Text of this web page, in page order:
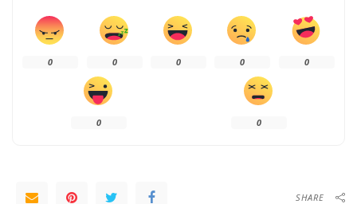
0
0
0
0
0
0
0
SHARE